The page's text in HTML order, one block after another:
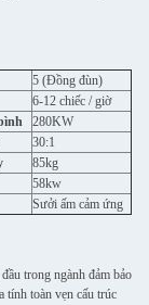
5 (Đồng đùn)
6-12 chiếc / giờ
280KW
30:1
85kg
58kw
Sưởi ấm cảm ứng
trong ngành đảm bảo
tính toàn vẹn cấu trúc